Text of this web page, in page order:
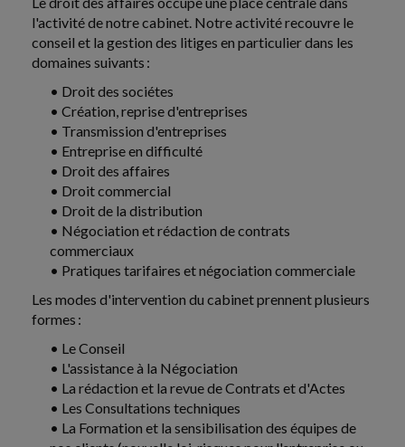
Social-
CLAUSE DE NON-CONCURRENCE : MÊME
PENDANT LA CRISE SANITAIRE DU COVID-19,
L'EMPLOYEUR DEVAIT Y RENONCER DANS LE
DÉLAI PRÉVU
Pour se dispenser de l'obligation de verser une
contrepartie financière au salarié, l'employeur peut
renoncer à une clause de non-concurrence prévue
au...
Vie des affaires-23/07/2026
PROCÉDURES DE L'INPI : CE QUI CHANGE DEPUIS
LE 2 JUILLET 2026
Un décret du 30 juin 2026 harmonise, simplifie et
modernise les procédures de l'institut national de la
propriété industrielle (INPI). En voici les principales...
Vie des affaires - 22/07/2026
FRAUDES SOCIALE ET FISCALE : RNE,
DOMICILIATION ET LCB-FT, CE QUI CHANGE
POUR LES ENTREPRISES
l'activité de notre cabinet. Notre activité recouvre le
conseil et la gestion des litiges en particulier dans les
domaines suivants :
• Droit des sociétes
• Création, reprise d'entreprises
• Transmission d'entreprises
• Entreprise en difficulté
• Droit des affaires
• Droit commercial
• Droit de la distribution
• Négociation et rédaction de contrats
commerciaux
• Pratiques tarifaires et négociation commerciale
Les modes d'intervention du cabinet prennent plusieurs
formes :
• Le Conseil
• L'assistance à la Négociation
• La rédaction et la revue de Contrats et d'Actes
• Les Consultations techniques
• La Formation et la sensibilisation des équipes de